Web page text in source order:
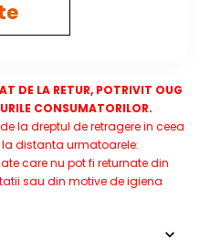
DE LA RETUR, POTRIVIT OUG
CONSUMATORILOR.
la dreptul de retragere in ceea
distanta urmatoarele:
care nu pot fi returnate din
sau din motive de igiena